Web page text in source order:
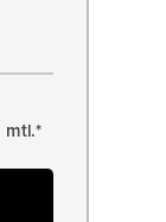
mtl.*